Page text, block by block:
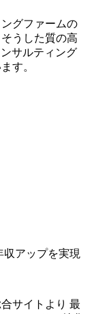
語ともにビジ
は日本語能力
力(会話・読解
グファームの
うした質の高
サルティング
す。
アップを実現
サイトより 最